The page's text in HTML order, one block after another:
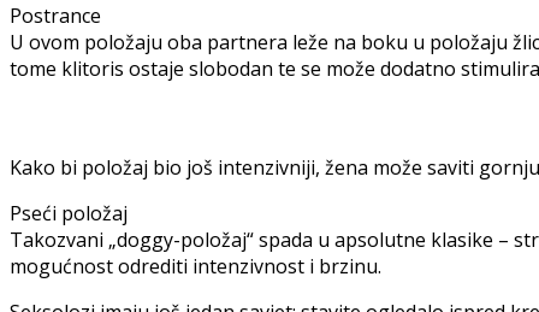
Postrance
U ovom položaju oba partnera leže na boku u položaju
tome klitoris ostaje slobodan te se može dodatno
Kako bi položaj bio još intenzivniji, žena može saviti
Pseći položaj
Takozvani „doggy-položaj“ spada u apsolutne klasike –
mogućnost odrediti intenzivnost i brzinu.